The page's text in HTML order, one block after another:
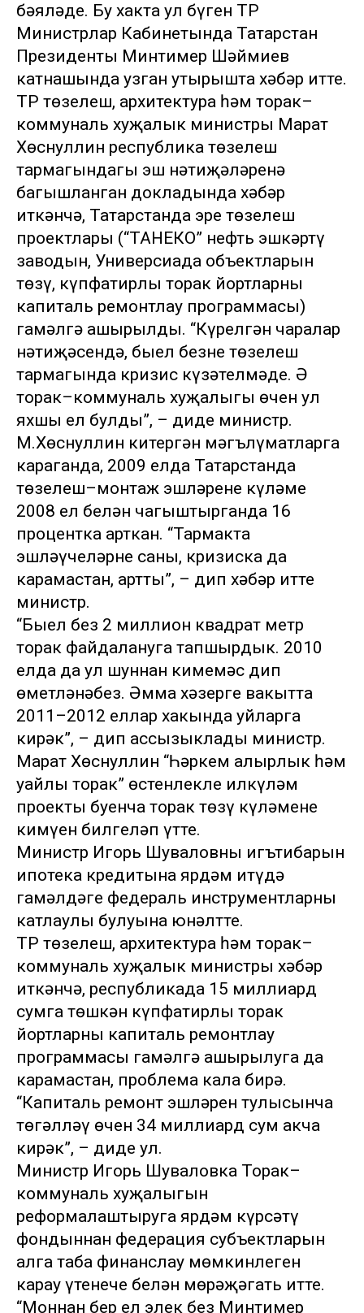
бәяләде. Бу хакта ул бүген ТР
Министрлар Кабинетында Татарстан
Президенты Минтимер Шәймиев
катнашында узган утырышта хәбәр итте.
ТР төзелеш, архитектура һәм торак–
коммуналь хуҗалык министры Марат
Хөснуллин республика төзелеш
тармагындагы эш нәтиҗәләренә
багышланган докладында хәбәр
иткәнчә, Татарстанда эре төзелеш
проектлары (“ТАНЕКО” нефть эшкәртү
заводын, Универсиада объектларын
төзү, күпфатирлы торак йортларны
капиталь ремонтлау программасы)
гамәлгә ашырылды. “Күрелгән чаралар
нәтиҗәсендә, быел безнең төзелеш
тармагында кризис күзәтелмәде. Ә
торак–коммуналь хуҗалыгы өчен ул
яхшы ел булды”, – диде министр.
М.Хөснуллин китергән мәгълүматларга
караганда, 2009 елда Татарстанда
төзелеш–монтаж эшләренең күләме
2008 ел белән чагыштырганда 16
процентка арткан. “Тармакта
эшләүчеләрнең саны, кризиска да
карамастан, артты”, – дип хәбәр итте
министр.
“Быел без 2 миллион квадрат метр
торак файдалануга тапшырдык. 2010
елда да ул шуннан кимемәс дип
өметләнәбез. Әмма хәзерге вакытта
2011–2012 еллар хакында уйларга
кирәк”, – дип ассызыклады министр.
Марат Хөснуллин “Һәркем алырлык һәм
уңайлы торак” өстенлекле илкүләм
проекты буенча торак төзү күләменең
кимүен билгеләп үтте.
Министр Игорь Шуваловның игътибарын
ипотека кредитына ярдәм итүдә
гамәлдәге федераль инструментларның
катлаулы булуына юнәлтте.
ТР төзелеш, архитектура һәм торак–
коммуналь хуҗалык министры хәбәр
иткәнчә, республикада 15 миллиард
сумга төшкән күпфатирлы торак
йортларны капиталь ремонтлау
программасы гамәлгә ашырылуга да
карамастан, проблема кала бирә.
“Капиталь ремонт эшләрен тулысынча
төгәлләү өчен 34 миллиард сум акча
кирәк”, – диде ул.
Министр Игорь Шуваловка Торак–
коммуналь хуҗалыгын
реформалаштыруга ярдәм күрсәтү
фондыннан федерация субъектларын
алга таба финанслау мөмкинлеген
карау үтенече белән мөрәҗәгать итте.
“Моннан бер ел элек без Минтимер